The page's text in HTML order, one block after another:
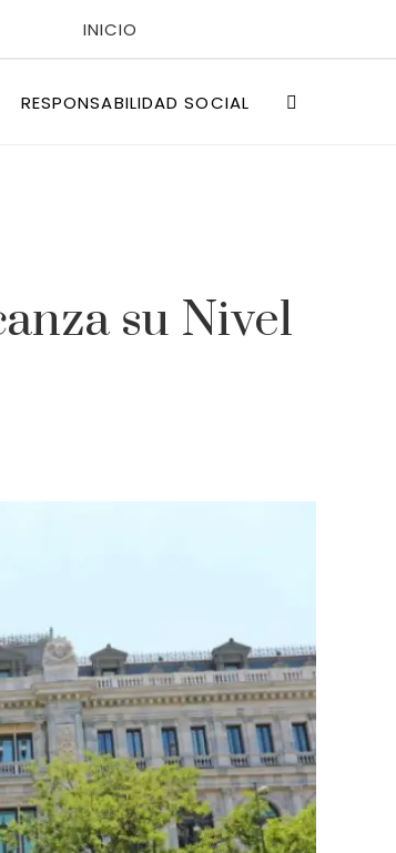
INICIO
RESPONSABILIDAD SOCIAL
su Nivel